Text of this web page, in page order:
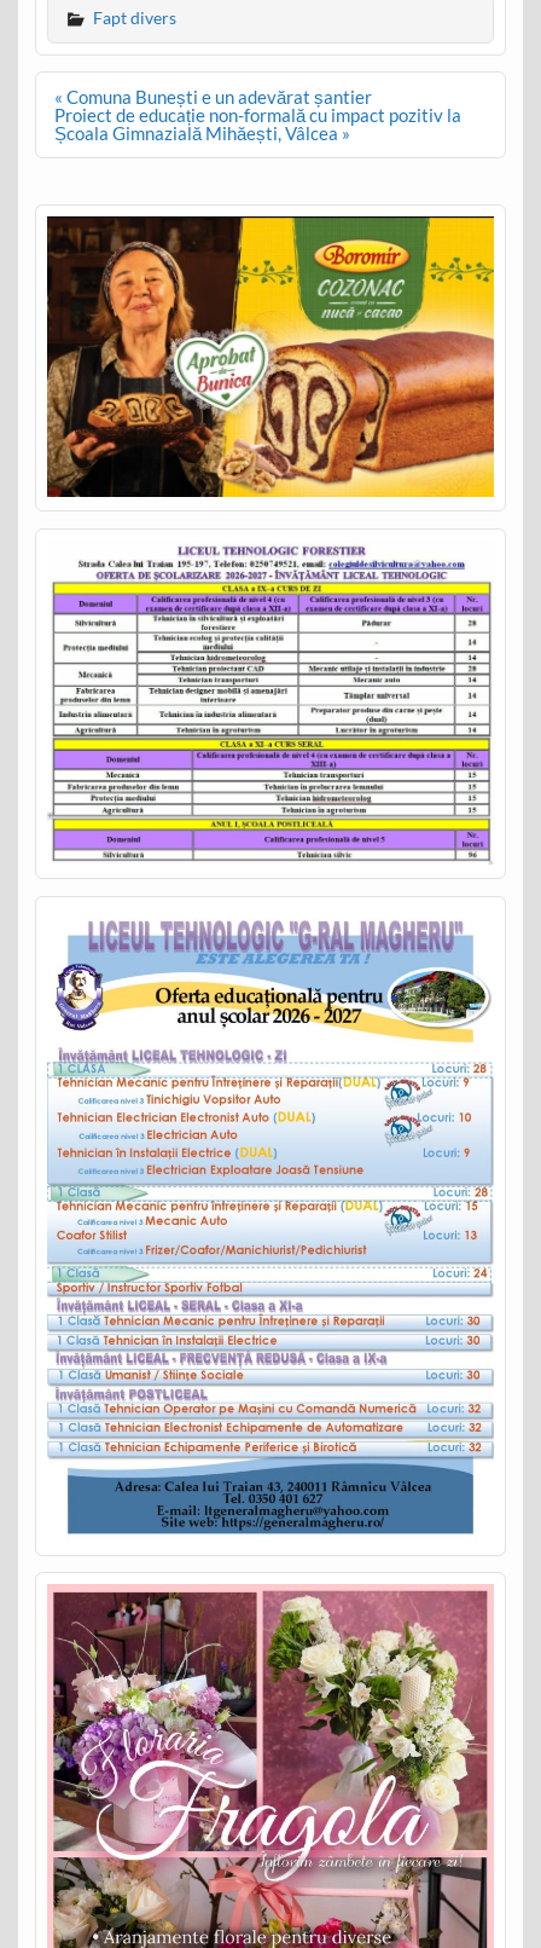
Fapt divers
Post
navigation
« Comuna Bunești e un adevărat șantier
Proiect de educație non-formală cu impact pozitiv la
Școala Gimnazială Mihăești, Vâlcea »